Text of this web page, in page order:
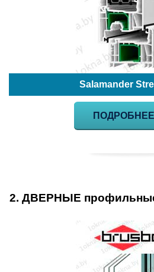
Salamander
ПОДРОБНЕЕ
2. ДВЕРНЫЕ